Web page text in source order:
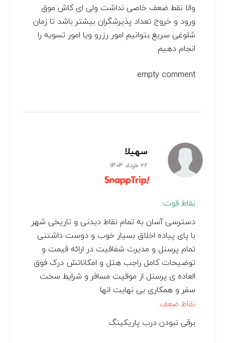
والا نقط ضعف خاصی نداشت ولی ای کاش موق
ورود و خروج تعداد پذیرشگران بیشتر باشد تا زمان
شلوغی سریع بتوانیم امور رزرو ویا امور تسویه را
انجام دهیم
empty comment
سهیلا
22 خرداد 1404
نقاط قوت:
دسترسی آسان به تمام نقاط دیدنی و تاریخی شهر
با پای پیاده اخلاق بسیار خوب و دوست داشتنی
تمام پرسنل و مدیرت شفافیت در ارائه قیمت و
توضیحات کامل راجب هتل و امکاناتش درک فوق
العاده ی پرسنل از موقیت مسافر و شرایط سخت
سفر و همکاری بی نهایت انها
نقاط ضعف:
برقی نبودن درب پاریکینگ